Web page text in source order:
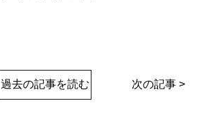
過去の記事を読む 次の記事 >